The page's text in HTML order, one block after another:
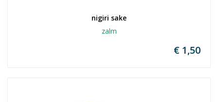
nigiri sake
zalm
€ 1,50